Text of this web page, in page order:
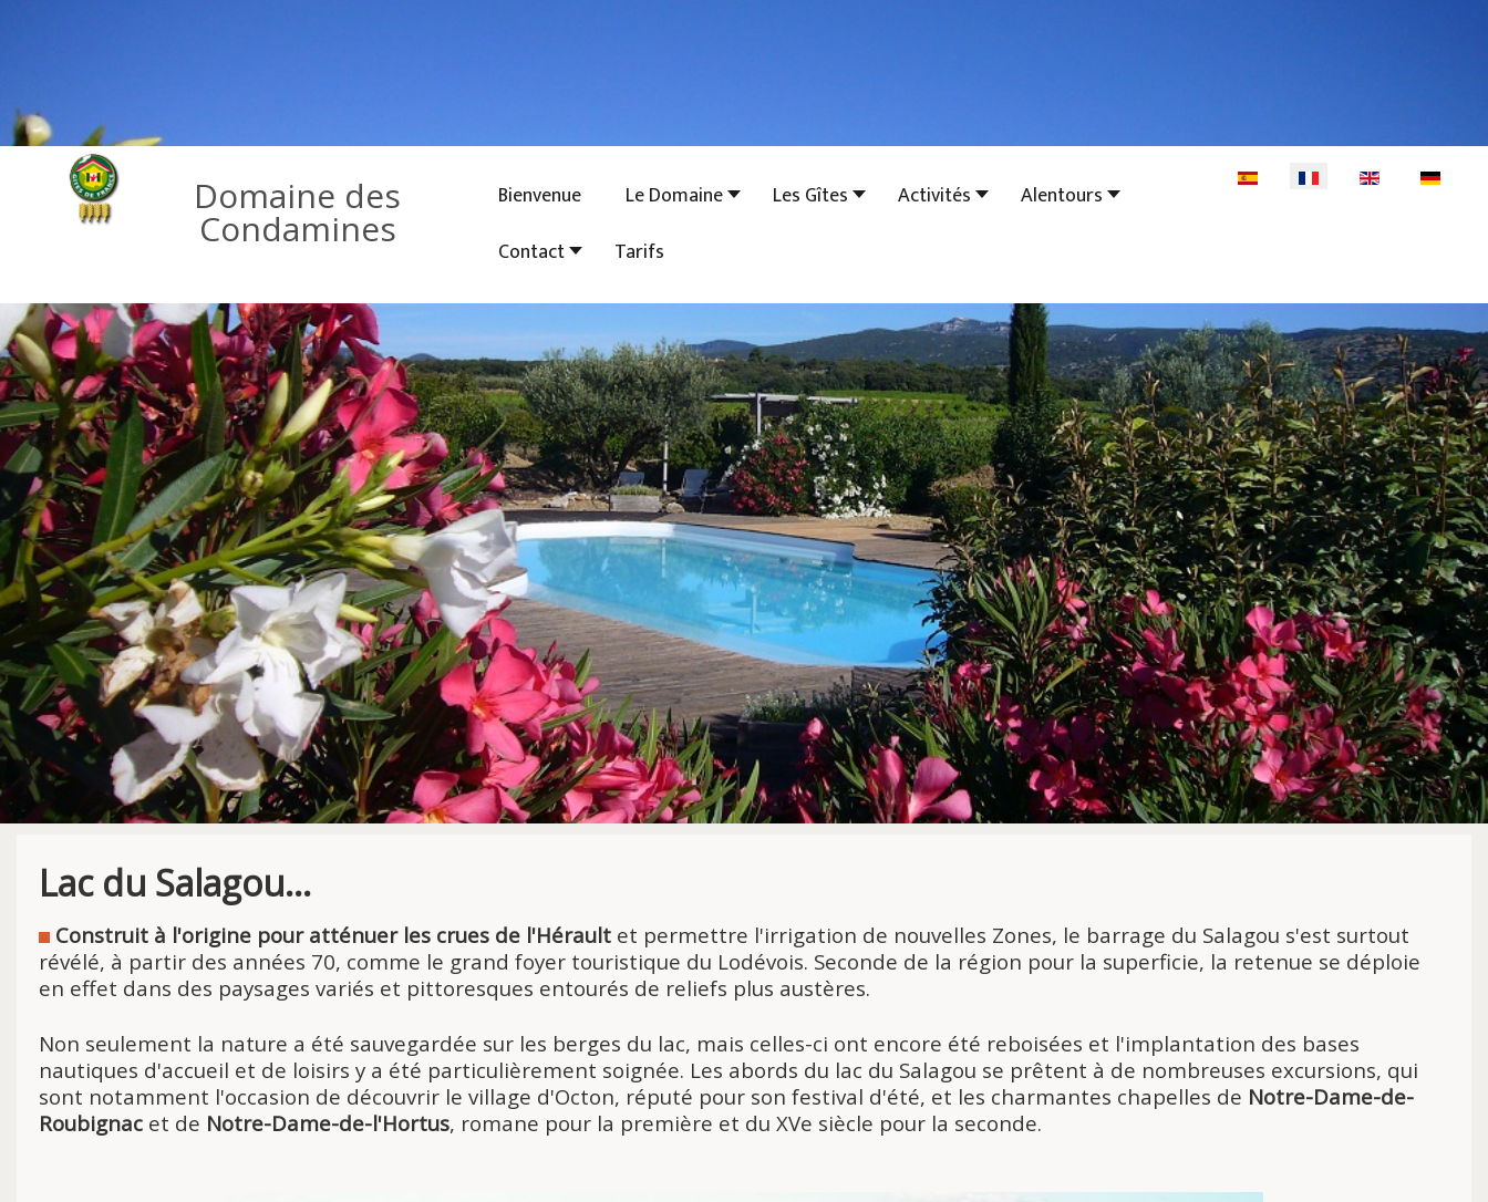
Domaine des
Condamines
Bienvenue Le Domaine Les Gîtes Activités
Alentours
Contact
Tarifs
Sélectionnez votre langue
Lac du Salagou...
Construit à l'origine pour atténuer les crues de l'Hérault et permettre l'irrigation de nouvelles Zones, le barrage du Salagou s'est surtout
révélé, à partir des années 70, comme le grand foyer touristique du Lodévois. Seconde de la région pour la superficie, la retenue se déploie
en effet dans des paysages variés et pittoresques entourés de reliefs plus austères.
Non seulement la nature a été sauvegardée sur les berges du lac, mais celles-ci ont encore été reboisées et l'implantation des bases
nautiques d'accueil et de loisirs y a été particulièrement soignée. Les abords du lac du Salagou se prêtent à de nombreuses excursions, qui
sont notamment l'occasion de découvrir le village d'Octon, réputé pour son festival d'été, et les charmantes chapelles de Notre-Dame-de-
Roubignac et de Notre-Dame-de-l'Hortus, romane pour la première et du XVe siècle pour la seconde.